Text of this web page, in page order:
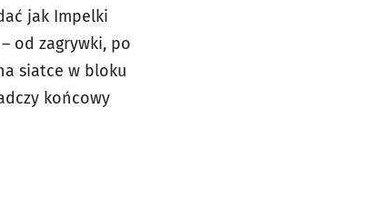
jak Impelki
od zagrywki, po
siatce w bloku
końcowy